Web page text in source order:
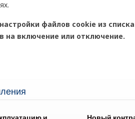
файлов cookie из
на включение или отключение.